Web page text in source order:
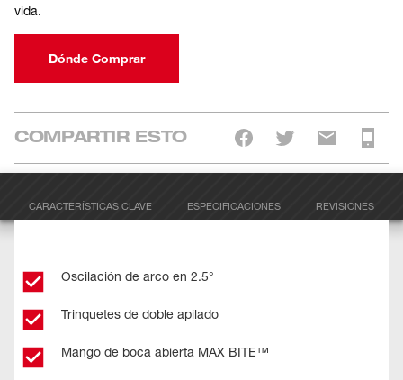
vida.
Dónde Comprar
COMPARTIR ESTO
CARACTERÍSTICAS CLAVE ESPECIFICACIONES REVISIONES
Oscilación de arco en 2.5°
Trinquetes de doble apilado
Mango de boca abierta MAX BITE™